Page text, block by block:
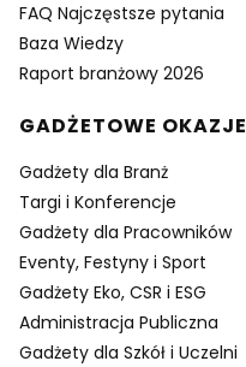
FAQ Najczęstsze pytania
Baza Wiedzy
Raport branżowy 2026
GADŻETOWE OKAZJE
Gadżety dla Branż
Targi i Konferencje
Gadżety dla Pracowników
Eventy, Festyny i Sport
Gadżety Eko, CSR i ESG
Administracja Publiczna
Gadżety dla Szkół i Uczelni